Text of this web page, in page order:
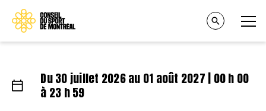
Du 30 juillet 2026 au 01 août 2027 | 00 h 00
à 23 h 59